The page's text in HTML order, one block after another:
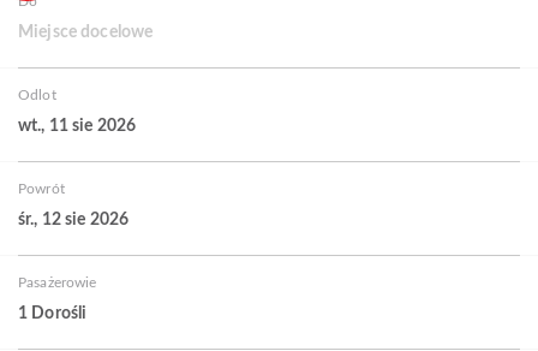
Miejsce docelowe
Odlot
wt., 11 sie 2026
Powrót
śr., 12 sie 2026
Pasażerowie
1 Dorośli